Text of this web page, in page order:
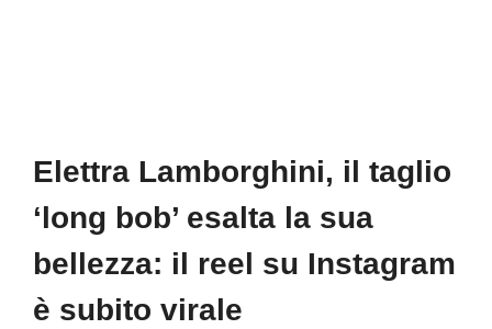
Elettra Lamborghini, il taglio
‘long bob’ esalta la sua
bellezza: il reel su Instagram
è subito virale